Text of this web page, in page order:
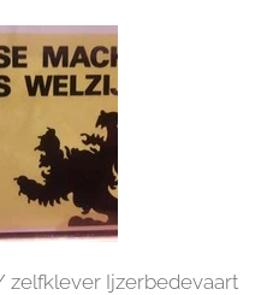
Ijzerbedevaart